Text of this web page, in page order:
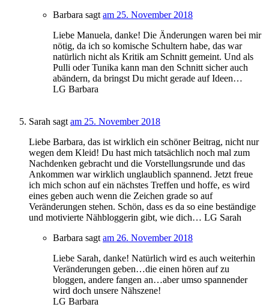
Barbara sagt am 25. November 2018
Liebe Manuela, danke! Die Änderungen waren bei mir
nötig, da ich so komische Schultern habe, das war
natürlich nicht als Kritik am Schnitt gemeint. Und als
Pulli oder Tunika kann man den Schnitt sicher auch
abändern, da bringst Du micht gerade auf Ideen…
LG Barbara
Sarah sagt am 25. November 2018
Liebe Barbara, das ist wirklich ein schöner Beitrag, nicht nur
wegen dem Kleid! Du hast mich tatsächlich noch mal zum
Nachdenken gebracht und die Vorstellungsrunde und das
Ankommen war wirklich unglaublich spannend. Jetzt freue
ich mich schon auf ein nächstes Treffen und hoffe, es wird
eines geben auch wenn die Zeichen grade so auf
Veränderungen stehen. Schön, dass es da so eine beständige
und motivierte Nähbloggerin gibt, wie dich… LG Sarah
Barbara sagt am 26. November 2018
Liebe Sarah, danke! Natürlich wird es auch weiterhin
Veränderungen geben…die einen hören auf zu
bloggen, andere fangen an…aber umso spannender
wird doch unsere Nähszene!
LG Barbara